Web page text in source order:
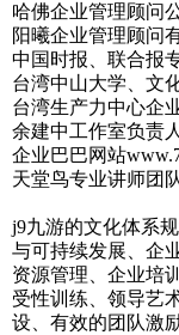
哈佛企业管理顾问
阳曦企业管理顾问
中国时报、联合报
台湾中山大学、文
台湾生产力中心企
余建中工作室负责
企业巴巴网站
天堂鸟专业讲师团
j9九游的文化体系
与可持续发展、企
资源管理、企业培
受性训练、领导艺
设、有效的团队激励